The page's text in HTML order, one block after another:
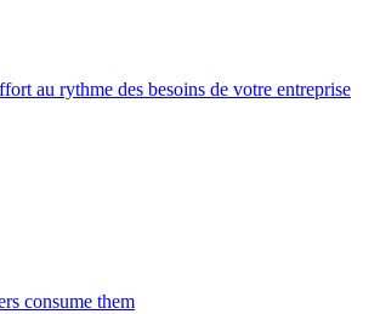
au rythme des besoins de votre entreprise
consume them